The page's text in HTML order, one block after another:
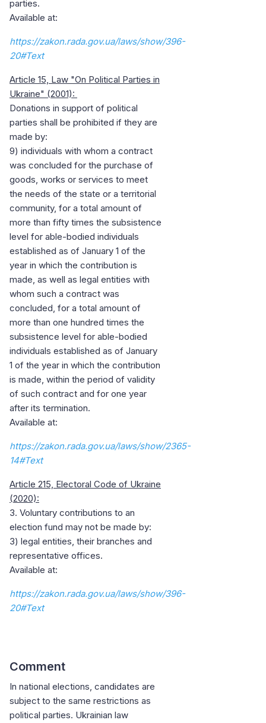
parties.
Available at:
https://zakon.rada.gov.ua/laws/show/396-
20#Text
Article 15, Law "On Political Parties in
Ukraine" (2001):
Donations in support of political
parties shall be prohibited if they are
made by:
9) individuals with whom a contract
was concluded for the purchase of
goods, works or services to meet
the needs of the state or a territorial
community, for a total amount of
more than fifty times the subsistence
level for able-bodied individuals
established as of January 1 of the
year in which the contribution is
made, as well as legal entities with
whom such a contract was
concluded, for a total amount of
more than one hundred times the
subsistence level for able-bodied
individuals established as of January
1 of the year in which the contribution
is made, within the period of validity
of such contract and for one year
after its termination.
Available at:
https://zakon.rada.gov.ua/laws/show/2365-
14#Text
Article 215, Electoral Code of Ukraine
(2020):
3. Voluntary contributions to an
election fund may not be made by:
3) legal entities, their branches and
representative offices.
Available at:
https://zakon.rada.gov.ua/laws/show/396-
20#Text
Comment
In national elections, candidates are
subject to the same restrictions as
political parties. Ukrainian law